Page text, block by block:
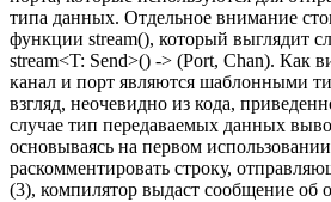
типа данных. Отдельное внимание
функции stream(), который выглядит
stream<T: Send>() -> (Port, Chan). Как
канал и порт являются шаблонными
взгляд, неочевидно из кода,
случае тип передаваемых данных
основываясь на первом
раскомментировать строку,
(3), компилятор выдаст сообщение об